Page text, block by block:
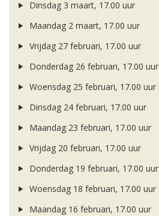
Dinsdag 3 maart, 17.00 uur
Maandag 2 maart, 17.00 uur
Vrijdag 27 februari, 17.00 uur
Donderdag 26 februari, 17.00 uur
Woensdag 25 februari, 17.00 uur
Dinsdag 24 februari, 17.00 uur
Maandag 23 februari, 17.00 uur
Vrijdag 20 februari, 17.00 uur
Donderdag 19 februari, 17.00 uur
Woensdag 18 februari, 17.00 uur
Maandag 16 februari, 17.00 uur